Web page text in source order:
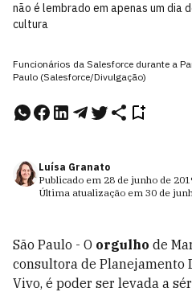
não é lembrado em apenas um dia
cultura
Funcionários da Salesforce durante a
Paulo (Salesforce/Divulgação)
Luísa Granato
Publicado em 28 de junho de
Última atualização em 30 de
São Paulo - O orgulho de
consultora de Planejamento
Vivo, é poder ser levada a